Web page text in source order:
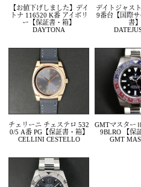
【お値下げしました】デイ
トナ 116520 K番 アイボリ
ー【保証書・箱】
DAYTONA
デイトジャス
9番台【国際
書】
チェリーニ チェステロ 532
0/5 A番 PG【保証書・箱】
CELLINI CESTELLO
GMTマスター
9BLRO 【保
GMT